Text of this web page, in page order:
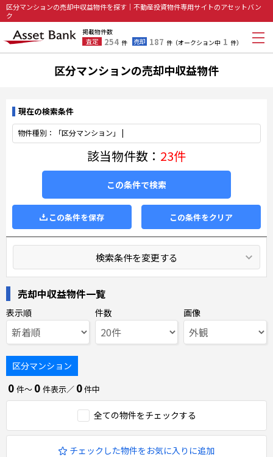
区分マンションの売却中収益物件を探す｜不動産投資物件専用サイトのアセットバン
ク
掲載物件数
査定
254 件 売却 187 件（オークション中 1 件）
区分マンションの売却中収益物件
現在の検索条件
物件種別：「区分マンション」 |
該当物件数： 23件
この条件で検索
この条件を保存 この条件をクリア
検索条件を変更する
売却中収益物件一覧
表示順 件数 画像
区分マンション
0 件〜 0 件表示／ 0件中
全ての物件をチェックする
チェックした物件をお気に入りに追加